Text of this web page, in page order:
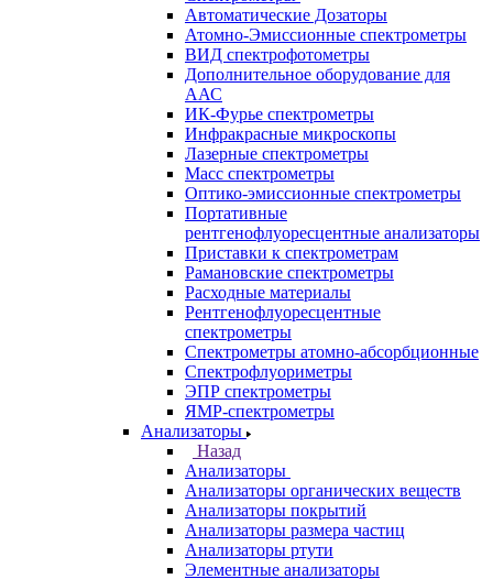
Аналитическое оборудование
Назад
Аналитическое оборудование
Спектрометры
Назад
Спектрометры
Автоматические Дозаторы
Атомно-Эмиссионные спектрометры
ВИД спектрофотометры
Дополнительное оборудование для
ААС
ИК-Фурье спектрометры
Инфракрасные микроскопы
Лазерные спектрометры
Масс спектрометры
Оптико-эмиссионные спектрометры
Портативные
рентгенофлуоресцентные анализаторы
Приставки к спектрометрам
Рамановские спектрометры
Расходные материалы
Рентгенофлуоресцентные
спектрометры
Спектрометры атомно-абсорбционные
Спектрофлуориметры
ЭПР спектрометры
ЯМР-спектрометры
Анализаторы
Назад